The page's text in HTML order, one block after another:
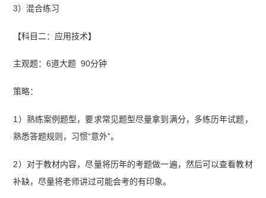
3）混合练习
【科目二：应用技术】
主观题：6道大题 90分钟
策略：
1）熟练案例题型，要求常见题型尽量拿到满分，多练历年试题，
熟悉答题规则，习惯“意外”。
2）对于教材内容，尽量将历年的考题做一遍，然后可以查看教材
补缺，尽量将老师讲过可能会考的有印象。